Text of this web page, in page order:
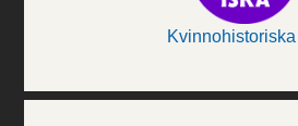
Kvinnohistoriska